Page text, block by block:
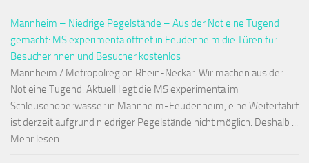
Mannheim – Niedrige Pegelstände – Aus der Not eine Tugend
gemacht: MS experimenta öffnet in Feudenheim die Türen für
Besucherinnen und Besucher kostenlos
Mannheim / Metropolregion Rhein-Neckar. Wir machen aus der
Not eine Tugend: Aktuell liegt die MS experimenta im
Schleusenoberwasser in Mannheim-Feudenheim, eine Weiterfahrt
ist derzeit aufgrund niedriger Pegelstände nicht möglich. Deshalb ...
Mehr lesen